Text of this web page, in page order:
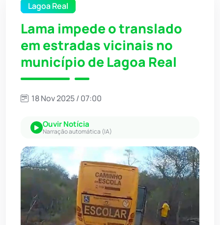
Lagoa Real
Lama impede o translado
em estradas vicinais no
município de Lagoa Real
18 Nov 2025 / 07:00
Ouvir Notícia
Narração automática (IA)